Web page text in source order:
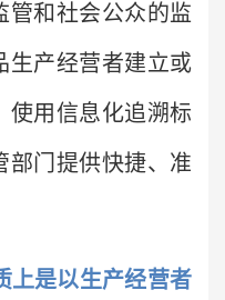
管和社会公众的监
生产经营者建立或
使用信息化追溯标
部门提供快捷、准
上是以生产经营者